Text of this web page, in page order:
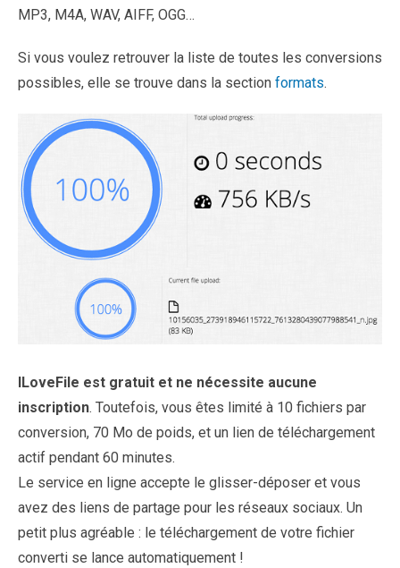
MP3, M4A, WAV, AIFF, OGG…
Si vous voulez retrouver la liste de toutes les conversions
possibles, elle se trouve dans la section formats.
ILoveFile est gratuit et ne nécessite aucune
inscription. Toutefois, vous êtes limité à 10 fichiers par
conversion, 70 Mo de poids, et un lien de téléchargement
actif pendant 60 minutes.
Le service en ligne accepte le glisser-déposer et vous
avez des liens de partage pour les réseaux sociaux. Un
petit plus agréable : le téléchargement de votre fichier
converti se lance automatiquement !